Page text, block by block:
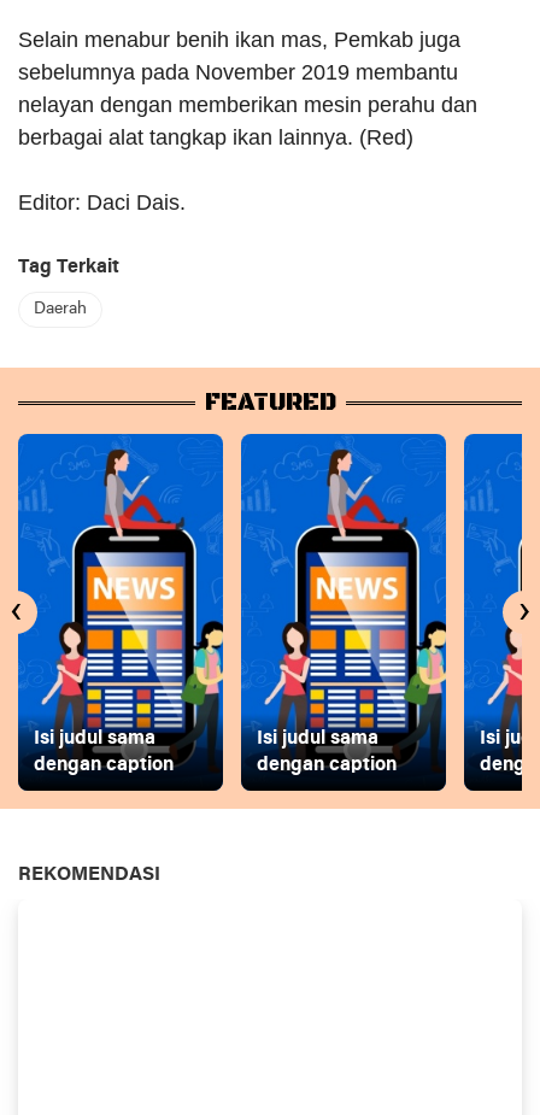
Selain menabur benih ikan mas, Pemkab juga
sebelumnya pada November 2019 membantu
nelayan dengan memberikan mesin perahu dan
berbagai alat tangkap ikan lainnya. (Red)
Editor: Daci Dais.
Tag Terkait
Daerah
FEATURED
Isi judul sama
dengan caption
Isi judul sama
dengan caption
Isi
‹ ›
REKOMENDASI